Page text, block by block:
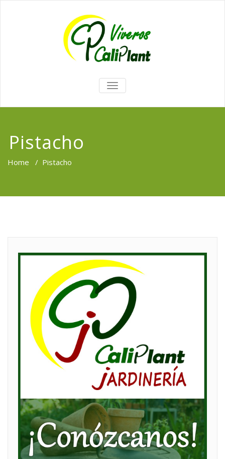
TOGGLE
NAVIGATION
Pistacho
Home / Pistacho